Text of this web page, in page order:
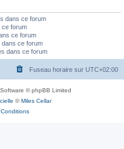
dans ce forum
ce forum
ce forum
ce forum
dans ce forum
Fuseau horaire sur UTC+02:00
© phpBB Limited
©Miles Cellar
Conditions